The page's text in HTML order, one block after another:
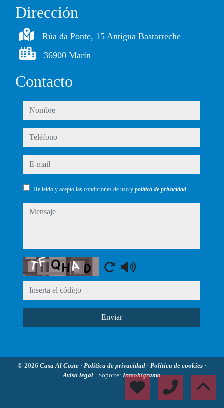
Dirección
Rúa da Ponte, 15 Antigua Bastarreche
36900 Marín
Contacto
nombre
teléfono
e-mail
He leído y acepto las condiciones de uso y política de privacidad
mensaje
Captcha
Enviar
© 2026 Casa Al Coste · Política de privacidad · Política de cookies ·
Aviso legal · Soporte: Inmobigrama